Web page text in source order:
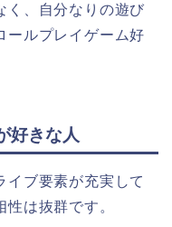
く、自分なりの遊び
ールプレイゲーム好
好きな人
イブ要素が充実して
は抜群です。